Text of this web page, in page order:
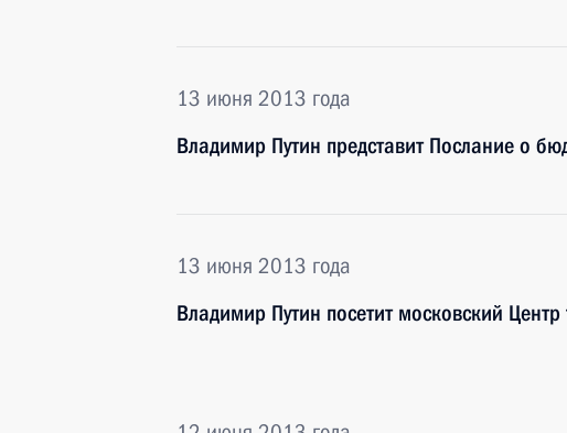
13 июня 2013 года
Владимир Путин представит Послание о
13 июня 2013 года
Владимир Путин посетит московский Центр